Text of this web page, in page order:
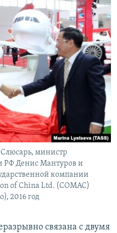
министр
РФ Денис Мантуров и
компании
of China Ltd. (COMAC)
2016 год
связана с двумя